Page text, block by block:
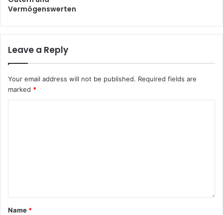
Vermögenswerten
Leave a Reply
Your email address will not be published. Required fields are
marked *
Name *